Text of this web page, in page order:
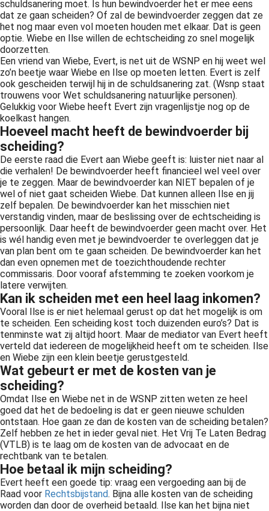
schuldsanering moet. Is hun bewindvoerder het er mee eens
dat ze gaan scheiden? Of zal de bewindvoerder zeggen dat ze
het nog maar even vol moeten houden met elkaar. Dat is geen
optie. Wiebe en Ilse willen de echtscheiding zo snel mogelijk
doorzetten.
Een vriend van Wiebe, Evert, is net uit de WSNP en hij weet wel
zo’n beetje waar Wiebe en Ilse op moeten letten. Evert is zelf
ook gescheiden terwijl hij in de schuldsanering zat. (Wsnp staat
trouwens voor Wet schuldsanering natuurlijke personen).
Gelukkig voor Wiebe heeft Evert zijn vragenlijstje nog op de
koelkast hangen.
Hoeveel macht heeft de bewindvoerder bij
scheiding?
De eerste raad die Evert aan Wiebe geeft is: luister niet naar al
die verhalen! De bewindvoerder heeft financieel wel veel over
je te zeggen. Maar de bewindvoerder kan NIET bepalen of je
wel of niet gaat scheiden Wiebe. Dat kunnen alleen Ilse en jij
zelf bepalen. De bewindvoerder kan het misschien niet
verstandig vinden, maar de beslissing over de echtscheiding is
persoonlijk. Daar heeft de bewindvoerder geen macht over. Het
is wél handig even met je bewindvoerder te overleggen dat je
van plan bent om te gaan scheiden. De bewindvoerder kan het
dan even opnemen met de toezichthoudende rechter
commissaris. Door vooraf afstemming te zoeken voorkom je
latere verwijten.
Kan ik scheiden met een heel laag inkomen?
Vooral Ilse is er niet helemaal gerust op dat het mogelijk is om
te scheiden. Een scheiding kost toch duizenden euro’s? Dat is
tenminste wat zij altijd hoort. Maar de mediator van Evert heeft
verteld dat iedereen de mogelijkheid heeft om te scheiden. Ilse
en Wiebe zijn een klein beetje gerustgesteld.
Wat gebeurt er met de kosten van je
scheiding?
Omdat Ilse en Wiebe net in de WSNP zitten weten ze heel
goed dat het de bedoeling is dat er geen nieuwe schulden
ontstaan. Hoe gaan ze dan de kosten van de scheiding betalen?
Zelf hebben ze het in ieder geval niet. Het Vrij Te Laten Bedrag
(VTLB) is te laag om de kosten van de advocaat en de
rechtbank van te betalen.
Hoe betaal ik mijn scheiding?
Evert heeft een goede tip: vraag een vergoeding aan bij de
Raad voor Rechtsbijstand. Bijna alle kosten van de scheiding
worden dan door de overheid betaald. Ilse kan het bijna niet
gebruikt
te
de
Hierdoor
website-
van